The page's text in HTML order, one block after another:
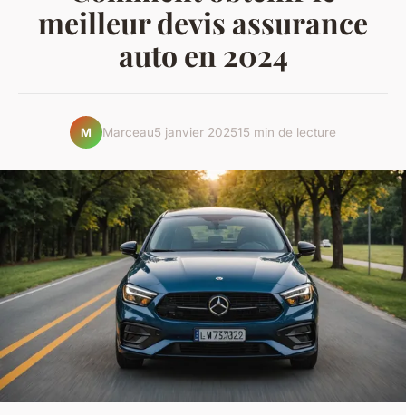
meilleur devis assurance
auto en 2024
M Marceau5 janvier 202515 min de lecture